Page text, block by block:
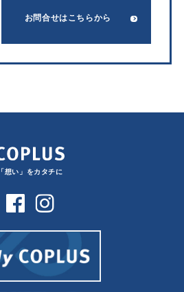
お問合せはこちらから
「想い」をカタチに